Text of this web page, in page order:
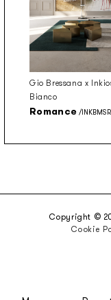
Gio Bressana x
Bianco
Romance /
Copyright ©
Cookie